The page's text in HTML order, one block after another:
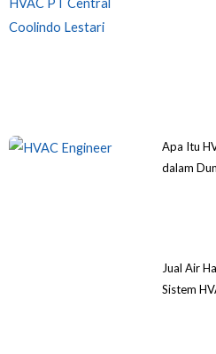
Apa Itu
dalam
Jual Air
Sistem